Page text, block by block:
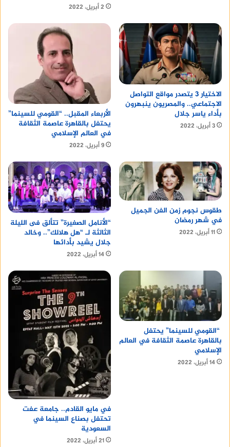
2 أبريل، 2022
الاختيار 3 يتصدر مواقع التواصل
الاجتماعي.. والمصريون ينبهرون
بأداء ياسر جلال
3 أبريل، 2022
الأربعاء المقبل.. “القومي للسينما”
يحتفل بالقاهرة عاصمة الثقافة
في العالم الإسلامي
9 أبريل، 2022
طقوس نجوم زمن الفن الجميل
في شهر رمضان
11 أبريل، 2022
“الأنامل الصغيرة” تتألق فى الليلة
الثالثة لـ “هل هلالك”.. وخالد
جلال يشيد بأدائها
14 أبريل، 2022
“القومي للسينما” يحتفل
بالقاهرة عاصمة الثقافة في العالم
الإسلامي
14 أبريل، 2022
في مايو القادم.. جامعة عفت
تحتفل بصناع السينما في
السعودية
21 أبريل، 2022